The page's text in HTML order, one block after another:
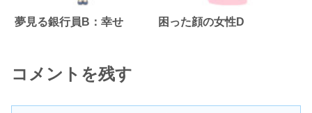
夢見る銀行員B：幸せ 困った顔の女性D
コメントを残す